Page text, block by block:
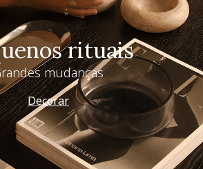
rituais
mudanças
Decorar